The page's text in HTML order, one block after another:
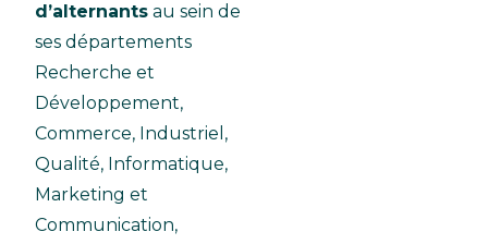
d’alternants au sein de
ses départements
Recherche et
Développement,
Commerce, Industriel,
Qualité, Informatique,
Marketing et
Communication,